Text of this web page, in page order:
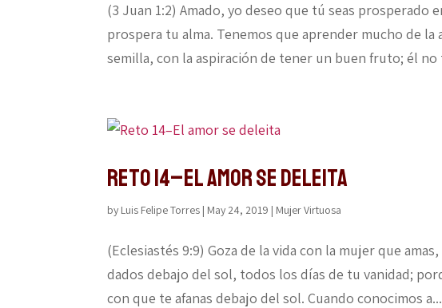
(3 Juan 1:2) Amado, yo deseo que tú seas prosperado
prospera tu alma. Tenemos que aprender mucho de
semilla, con la aspiración de tener un buen fruto; él no
Reto 14–El amor se deleita
by Luis Felipe Torres | May 24, 2019 | Mujer Virtuosa
(Eclesiastés 9:9) Goza de la vida con la mujer que
dados debajo del sol, todos los días de tu vanidad;
con que te afanas debajo del sol. Cuando conocimos a...